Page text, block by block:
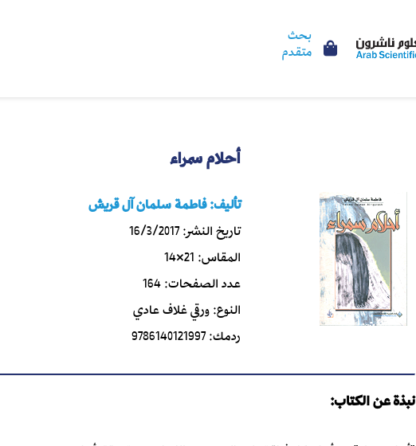
بحث
متقدم
أحلام سمراء
تأليف:فاطمة سلمان آل قريش
تاريخ النشر:16/3/2017
المقاس:21×14
عدد الصفحات:164
النوع:ورقي غلاف عادي
ردمك:9786140121997
نبذة عن الكتاب: